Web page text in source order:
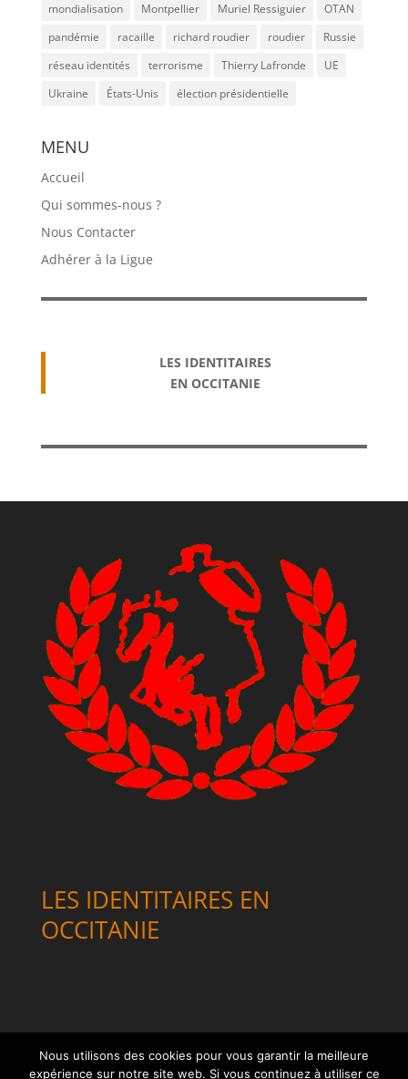
mondialisation
Montpellier Muriel Ressiguier
OTAN
pandémie
racaille richard roudier roudier
Russie
réseau identités
terrorisme Thierry Lafronde
UE
Ukraine
États-Unis élection présidentielle
MENU
Accueil
Qui sommes-nous ?
Nous Contacter
Adhérer à la Ligue
LES IDENTITAIRES
EN OCCITANIE
LES IDENTITAIRES EN
OCCITANIE
Nous utilisons des cookies pour vous garantir la meilleure
expérience sur notre site web. Si vous continuez à utiliser ce